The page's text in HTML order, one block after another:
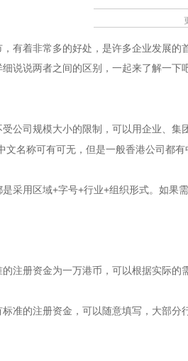
有着非常多的好处，是许多企业发展
说说两者之间的区别，一起来了解一下吧
司规模大小的限制，可以用企业、集
文名称可有可无，但是一般香港公司都有
用区域+字号+行业+组织形式。如果需
册资金为一万港币，可以根据实际的
的注册资金，可以随意填写，大部分